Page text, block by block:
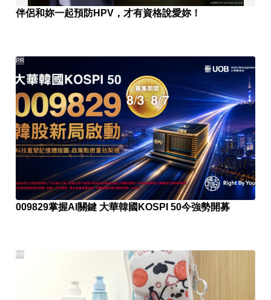
伴侶和妳一起預防HPV，才有資格說愛妳！
009829掌握AI關鍵 大華韓國KOSPI 50今強勢開募
PR
PR